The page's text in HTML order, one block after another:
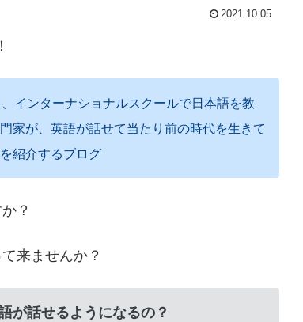
2021.10.05
インターナショナルスクールで日本語を教
家が、英語が話せて当たり前の時代を生きて
紹介するブログ
？
来ませんか？
が話せるようになるの？